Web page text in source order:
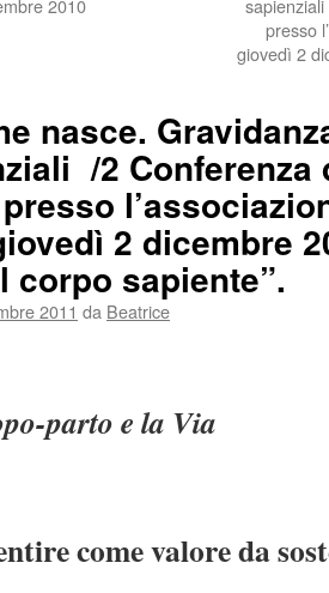
2010
presso
giovedì 2
nasce.
/2 Conferenza
2 dicembre
corpo sapiente”.
2011 da Beatrice
parto e la Via
come valore da